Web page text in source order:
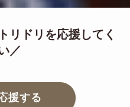
リドリを応援してく
／
援する